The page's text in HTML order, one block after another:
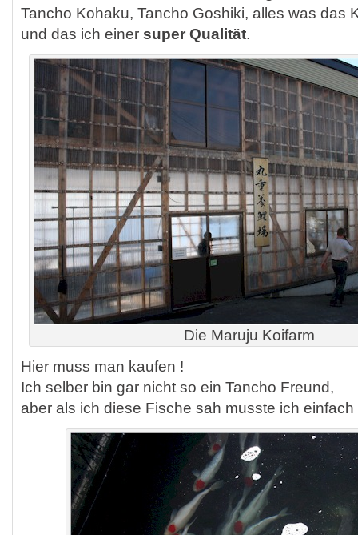
Tancho Kohaku, Tancho Goshiki, alles was das
und das ich einer super Qualität.
Die Maruju Koifarm
Hier muss man kaufen !
Ich selber bin gar nicht so ein Tancho Freund,
aber als ich diese Fische sah musste ich